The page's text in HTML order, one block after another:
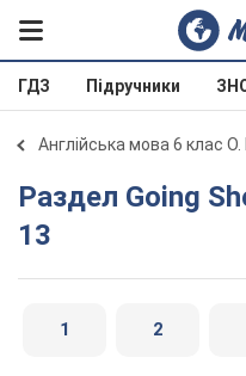
ГДЗ Підручники
Англійська мова 6 клас
Раздел Going Shopping. Lesson
13
1 2